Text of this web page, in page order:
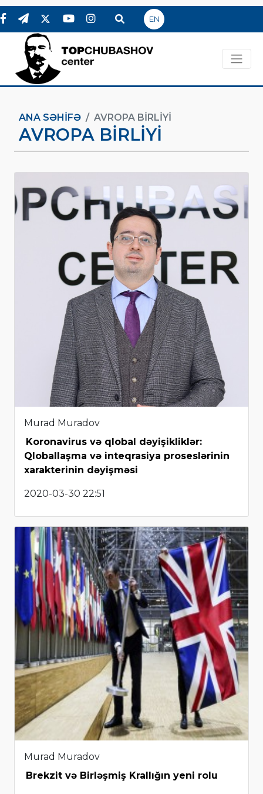
EN
ANA SƏHIFƏ AVROPA BIRLIYI
AVROPA BIRLIYI
Murad Muradov
Koronavirus və qlobal dəyişikliklər:
Qloballaşma və inteqrasiya proseslərinin
xarakterinin dəyişməsi
2020-03-30 22:51
Murad Muradov
Brekzit və Birləşmiş Krallığın yeni rolu